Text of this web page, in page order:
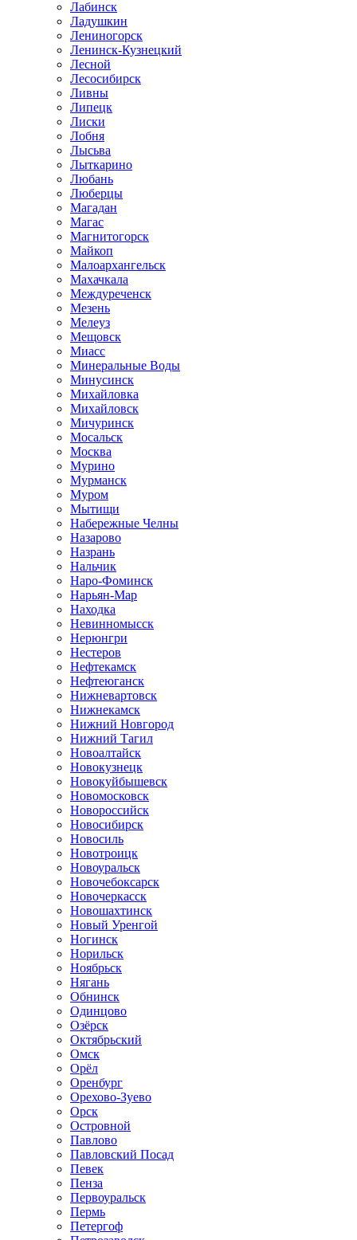
Лабинск
Ладушкин
Лениногорск
Ленинск-Кузнецкий
Лесной
Лесосибирск
Ливны
Липецк
Лиски
Лобня
Лысьва
Лыткарино
Любань
Люберцы
Магадан
Магас
Магнитогорск
Майкоп
Малоархангельск
Махачкала
Междуреченск
Мезень
Мелеуз
Мещовск
Миасс
Минеральные Воды
Минусинск
Михайловка
Михайловск
Мичуринск
Мосальск
Москва
Мурино
Мурманск
Муром
Мытищи
Набережные Челны
Назарово
Назрань
Нальчик
Наро-Фоминск
Нарьян-Мар
Находка
Невинномысск
Нерюнгри
Нестеров
Нефтекамск
Нефтеюганск
Нижневартовск
Нижнекамск
Нижний Новгород
Нижний Тагил
Новоалтайск
Новокузнецк
Новокуйбышевск
Новомосковск
Новороссийск
Новосибирск
Новосиль
Новотроицк
Новоуральск
Новочебоксарск
Новочеркасск
Новошахтинск
Новый Уренгой
Ногинск
Норильск
Ноябрьск
Нягань
Обнинск
Одинцово
Озёрск
Октябрьский
Омск
Орёл
Оренбург
Орехово-Зуево
Орск
Островной
Павлово
Павловский Посад
Певек
Пенза
Первоуральск
Пермь
Петергоф